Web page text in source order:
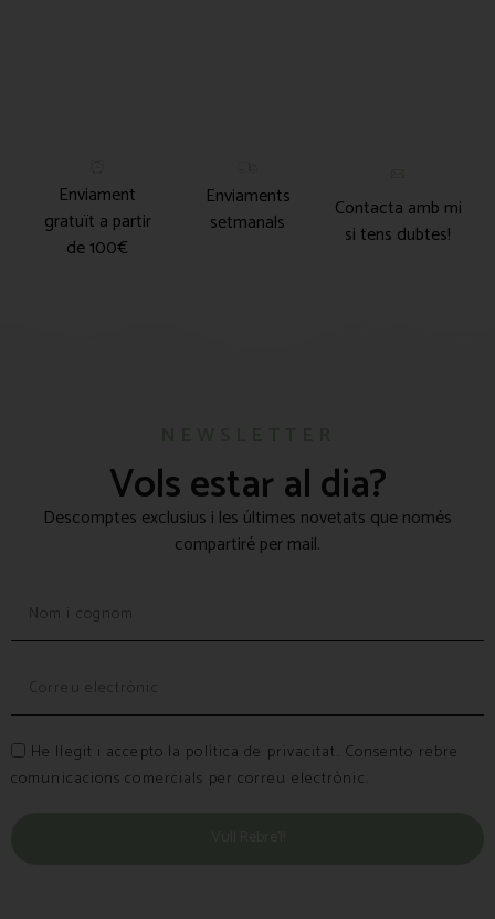
Enviament
gratuït a partir
de 100€
Enviaments
setmanals
Contacta amb mi
si tens dubtes!
Vols estar al dia?
Descomptes exclusius i les últimes novetats que només
compartiré per mail.
He llegit i accepto la política de privacitat. Consento rebre
comunicacions comercials per correu electrònic.